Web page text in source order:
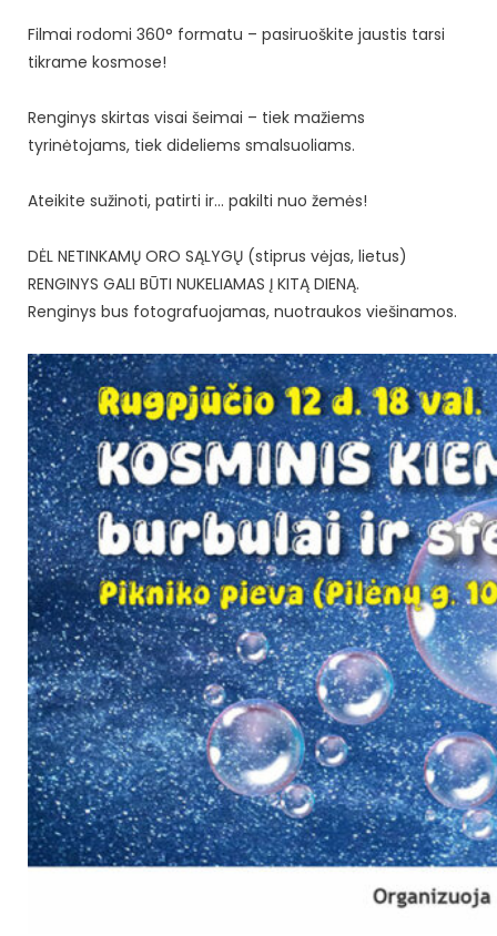
Filmai rodomi 360° formatu – pasiruoškite jaustis tarsi
tikrame kosmose!
Renginys skirtas visai šeimai – tiek mažiems
tyrinėtojams, tiek dideliems smalsuoliams.
Ateikite sužinoti, patirti ir… pakilti nuo žemės!
DĖL NETINKAMŲ ORO SĄLYGŲ (stiprus vėjas, lietus)
RENGINYS GALI BŪTI NUKELIAMAS Į KITĄ DIENĄ.
Renginys bus fotografuojamas, nuotraukos viešinamos.